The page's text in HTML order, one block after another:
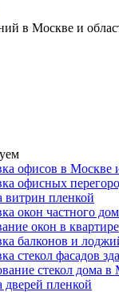
в Москве и
офисов в
офисных
витрин пленкой
окон частного
окон в квартире
балконов и
стекол фасадов
стекол дома в
дверей пленкой